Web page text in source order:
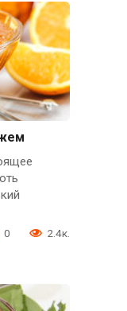
0 2.4к.